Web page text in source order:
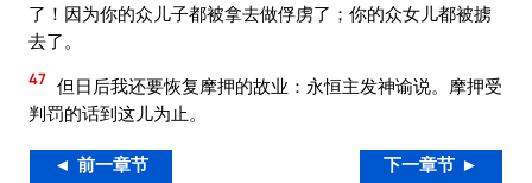
了！因为你的众儿子都被拿去做俘虏了；你的众女儿都被掳
去了。
47 但日后我还要恢复摩押的故业：永恒主发神谕说。摩押受
判罚的话到这儿为止。
◄ 前一章节 下一章节 ►